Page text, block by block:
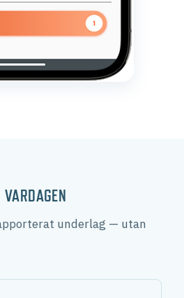
underlag — utan